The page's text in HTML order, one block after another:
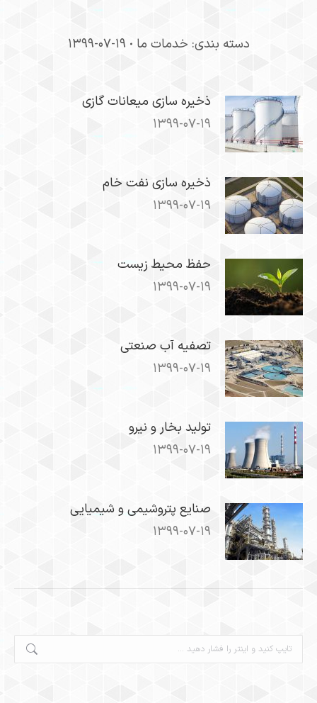
دسته بندی: خدمات ما ۱۳۹۹-۰۷-۱۹
ذخیره سازی میعانات گازی
۱۳۹۹-۰۷-۱۹
ذخیره سازی نفت خام
۱۳۹۹-۰۷-۱۹
حفظ محیط زیست
۱۳۹۹-۰۷-۱۹
تصفیه آب صنعتی
۱۳۹۹-۰۷-۱۹
تولید بخار و نیرو
۱۳۹۹-۰۷-۱۹
صنایع پتروشیمی و شیمیایی
۱۳۹۹-۰۷-۱۹